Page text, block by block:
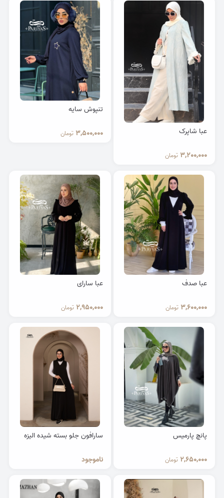
عبا شاپرک
3,200,000 تومان
تنپوش سایه
3,500,000 تومان
عبا صدف
3,600,000 تومان
عبا سارای
2,950,000 تومان
پانچ پارمیس
2,650,000 تومان
سارافون جلو بسته شیده الیزه
ناموجود